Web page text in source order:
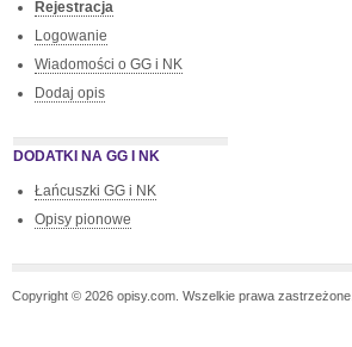
Rejestracja
Logowanie
Wiadomości o GG i NK
Dodaj opis
DODATKI NA GG I NK
Łańcuszki GG i NK
Opisy pionowe
Copyright © 2026 opisy.com. Wszelkie prawa zastrzeżone.